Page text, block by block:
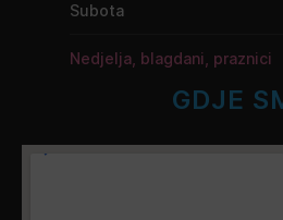
Subota
Nedjelja, blagdani, praznici
GDJE